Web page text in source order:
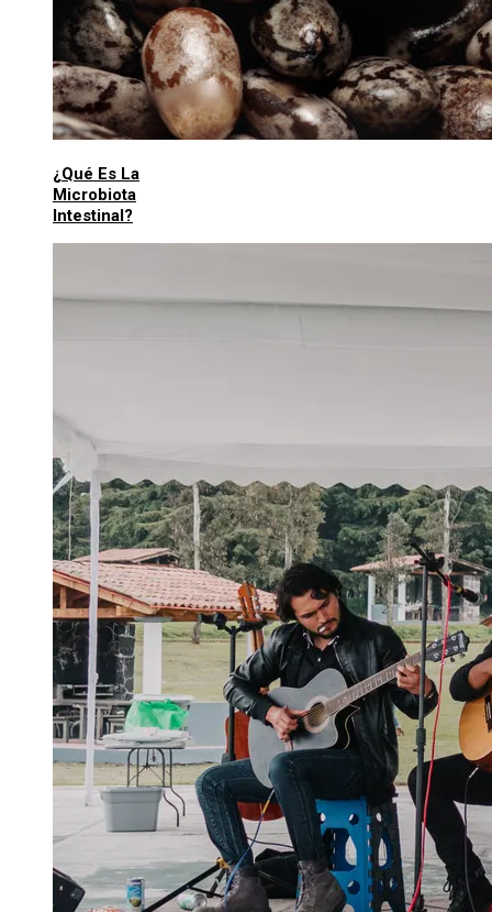
¿Qué Es La
Microbiota
Intestinal?